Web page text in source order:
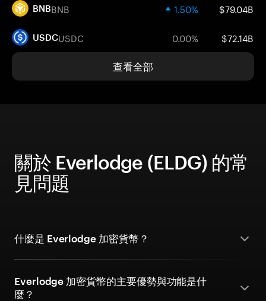
BNBBNB 1.50% $79.04B
USDCUSDC 0.00% $72.14B
查看全部
關於 Everlodge (ELDG) 的常
見問題
什麼是 Everlodge 加密貨幣？
Everlodge 加密貨幣的主要優勢與功能是什
麼？